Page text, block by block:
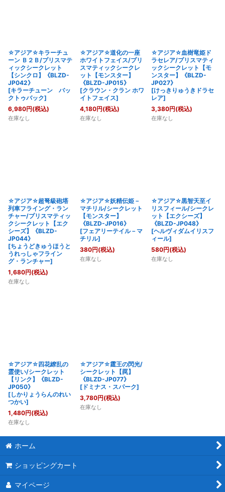
☆アジア☆キラーチュ
ーン Ｂ２Ｂ/プリスマテ
ィックシークレット
【シンクロ】《BLZD-
JP042》
[キラーチューン バッ
クトゥバック]
6,980円(税込)
在庫なし
☆アジア☆道化の一座
ホワイトフェイス/プリ
スマティックシークレ
ット【モンスター】
《BLZD-JP015》
[クラウン・クラン ホワ
イトフェイス]
4,180円(税込)
在庫なし
☆アジア☆血樹竜姫ド
ラセレア/プリスマティ
ックシークレット【モ
ンスター】《BLZD-
JP027》
[けっきりゅうきドラセ
レア]
3,380円(税込)
在庫なし
☆アジア☆超弩級砲塔
列車フライング・ラン
チャー/プリスマティッ
クシークレット【エク
シーズ】《BLZD-
JP044》
[ちょうどきゅうほうと
うれっしゃフライン
グ・ランチャー]
1,680円(税込)
在庫なし
☆アジア☆妖精伝姫－
マチリル/シークレット
【モンスター】
《BLZD-JP016》
[フェアリーテイル－マ
チリル]
380円(税込)
在庫なし
☆アジア☆黒智天至イ
リスフィール/シークレ
ット【エクシーズ】
《BLZD-JP048》
[ヘルヴィダムイリスフ
ィール]
580円(税込)
在庫なし
☆アジア☆四花繚乱の
霊使い/シークレット
【リンク】《BLZD-
JP050》
[しかりょうらんのれい
つかい]
1,480円(税込)
在庫なし
☆アジア☆霆王の閃光/
シークレット【罠】
《BLZD-JP077》
[ドミナス・スパーク]
3,780円(税込)
在庫なし
ホーム
ショッピングカート
マイページ